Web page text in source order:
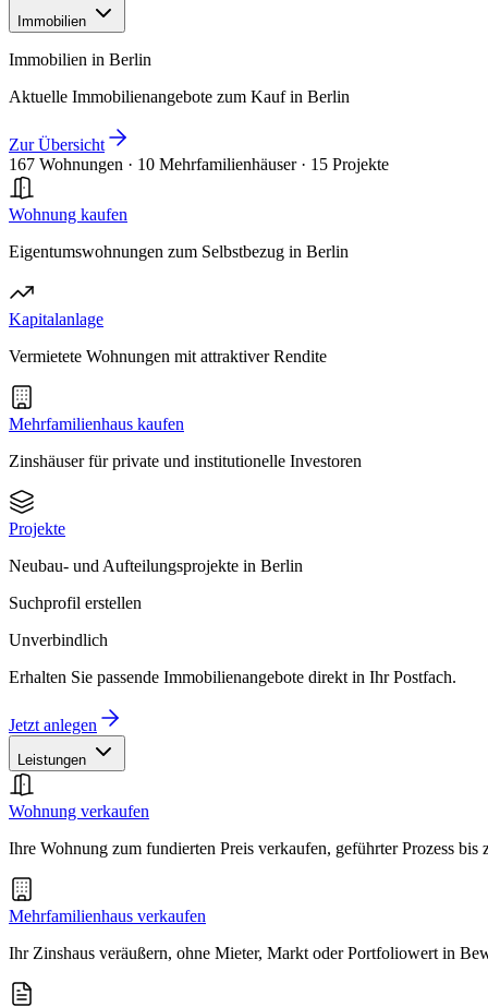
Immobilien
Immobilien in Berlin
Aktuelle Immobilienangebote zum Kauf in Berlin
Zur Übersicht
167 Wohnungen · 10 Mehrfamilienhäuser · 15 Projekte
Wohnung kaufen
Eigentumswohnungen zum Selbstbezug in Berlin
Kapitalanlage
Vermietete Wohnungen mit attraktiver Rendite
Mehrfamilienhaus kaufen
Zinshäuser für private und institutionelle Investoren
Projekte
Neubau- und Aufteilungsprojekte in Berlin
Suchprofil erstellen
Unverbindlich
Erhalten Sie passende Immobilienangebote direkt in Ihr Postfach.
Jetzt anlegen
Leistungen
Wohnung verkaufen
Ihre Wohnung zum fundierten Preis verkaufen, geführter Prozess bis
Mehrfamilienhaus verkaufen
Ihr Zinshaus veräußern, ohne Mieter, Markt oder Portfoliowert in